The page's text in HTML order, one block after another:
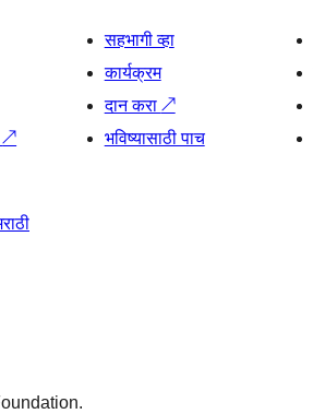
↗
सहभागी व्हा
कार्यक्रम
दान करा ↗
भविष्यासाठी पाच